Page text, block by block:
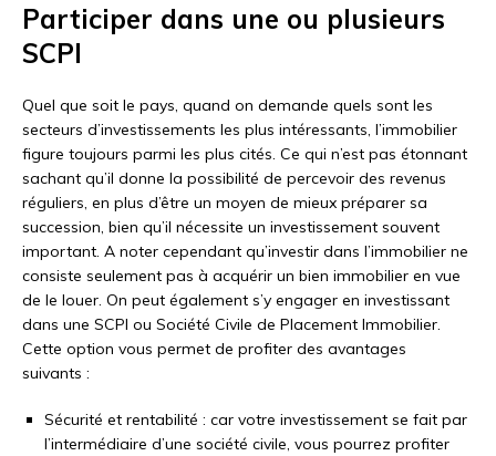
Participer dans une ou plusieurs
SCPI
Quel que soit le pays, quand on demande quels sont les
secteurs d’investissements les plus intéressants, l’immobilier
figure toujours parmi les plus cités. Ce qui n’est pas étonnant
sachant qu’il donne la possibilité de percevoir des revenus
réguliers, en plus d’être un moyen de mieux préparer sa
succession, bien qu’il nécessite un investissement souvent
important. A noter cependant qu’investir dans l’immobilier ne
consiste seulement pas à acquérir un bien immobilier en vue
de le louer. On peut également s’y engager en investissant
dans une SCPI ou Société Civile de Placement Immobilier.
Cette option vous permet de profiter des avantages
suivants :
Sécurité et rentabilité : car votre investissement se fait par
l’intermédiaire d’une société civile, vous pourrez profiter